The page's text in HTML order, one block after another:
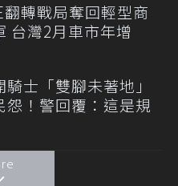
翻轉戰局奪回輕型商
台灣2月車市年增
士「雙腳未著地」
怨！警回覆：這是規